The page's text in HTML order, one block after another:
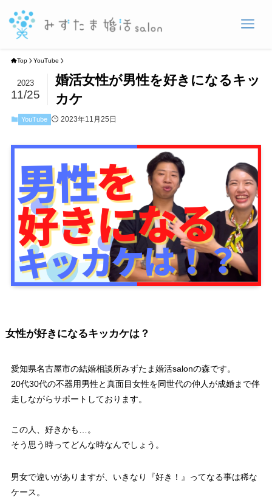
Top YouTube
婚活女性が男性を好きになるキッ
カケ
2023
11/25
YouTube 2023年11月25日
女性が好きになるキッカケは？
愛知県名古屋市の結婚相談所みずたま婚活salonの森です。
20代30代の不器用男性と真面目女性を同世代の仲人が成婚まで伴
走しながらサポートしております。
この人、好きかも…。
そう思う時ってどんな時なんでしょう。
男女で違いがありますが、いきなり『好き！』ってなる事は稀な
ケース。